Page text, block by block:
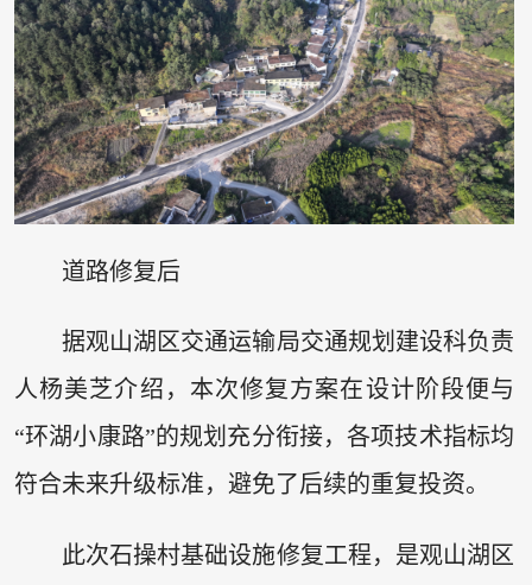
道路修复后
据观山湖区交通运输局交通规划建设科负责
人杨美芝介绍，本次修复方案在设计阶段便与
“环湖小康路”的规划充分衔接，各项技术指标均
符合未来升级标准，避免了后续的重复投资。
此次石操村基础设施修复工程，是观山湖区